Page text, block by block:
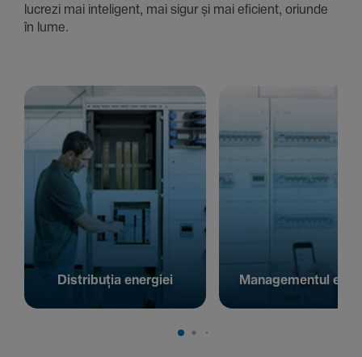
lucrezi mai inte­li­gent, mai sigur și mai eficient, oriunde
în lume.
Distribuția energiei Managementul